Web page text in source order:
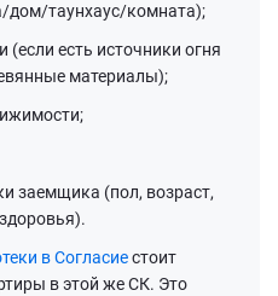
дом/таунхаус/комната);
есть источники огня
материалы);
заемщика (пол, возраст,
в Согласиестоит
в этой же СК. Это